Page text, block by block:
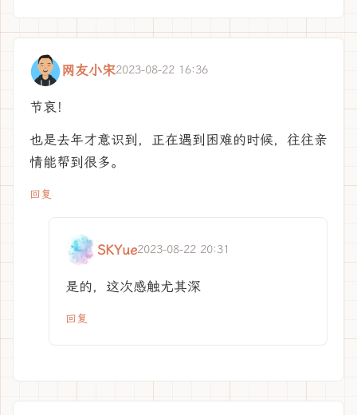
网友小宋2023-08-22 16:36
节哀！
也是去年才意识到，正在遇到困难的时候，往往亲
情能帮到很多。
回复
SKYue2023-08-22 20:31
是的，这次感触尤其深
回复